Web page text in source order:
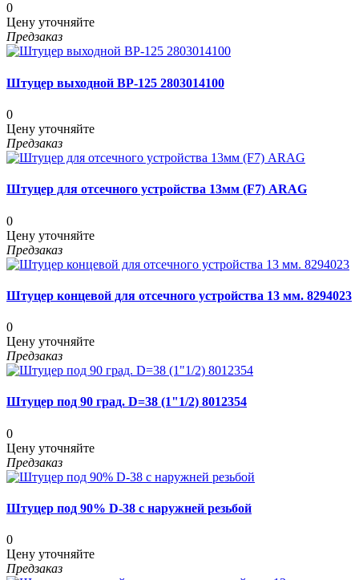
0
Цену уточняйте
Предзаказ
Штуцер выходной ВР-125 2803014100
0
Цену уточняйте
Предзаказ
Штуцер для отсечного устройства 13мм (F7) ARAG
0
Цену уточняйте
Предзаказ
Штуцер концевой для отсечного устройства 13 мм. 8294023
0
Цену уточняйте
Предзаказ
Штуцер под 90 град. D=38 (1"1/2) 8012354
0
Цену уточняйте
Предзаказ
Штуцер под 90% D-38 с наружней резьбой
0
Цену уточняйте
Предзаказ